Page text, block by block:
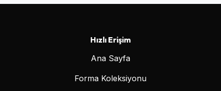
Hızlı Erişim
Ana Sayfa
Forma Koleksiyonu